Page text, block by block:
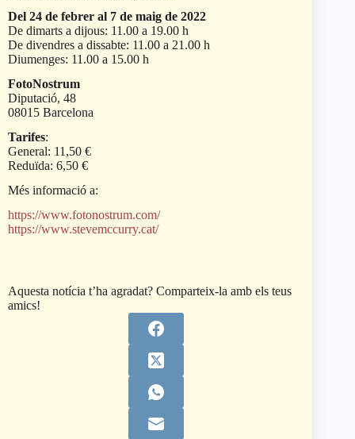
Del 24 de febrer al 7 de maig de 2022
De dimarts a dijous: 11.00 a 19.00 h
De divendres a dissabte: 11.00 a 21.00 h
Diumenges: 11.00 a 15.00 h
FotoNostrum
Diputació, 48
08015 Barcelona
Tarifes:
General: 11,50 €
Reduïda: 6,50 €
Més informació a:
https://www.fotonostrum.com/
https://www.stevemccurry.cat/
Aquesta notícia t’ha agradat? Comparteix-la amb els teus
amics!